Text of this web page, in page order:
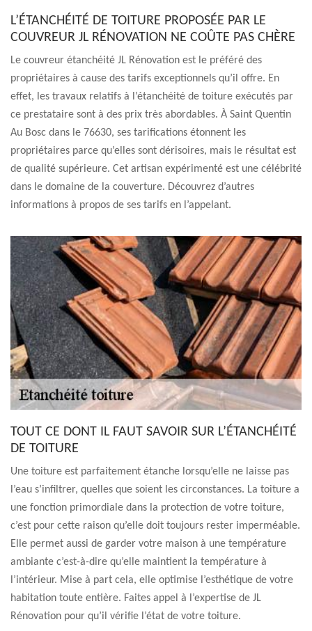
L’ÉTANCHÉITÉ DE TOITURE PROPOSÉE PAR LE
COUVREUR JL RÉNOVATION NE COÛTE PAS CHÈRE
Le couvreur étanchéité JL Rénovation est le préféré des
propriétaires à cause des tarifs exceptionnels qu’il offre. En
effet, les travaux relatifs à l’étanchéité de toiture exécutés par
ce prestataire sont à des prix très abordables. À Saint Quentin
Au Bosc dans le 76630, ses tarifications étonnent les
propriétaires parce qu’elles sont dérisoires, mais le résultat est
de qualité supérieure. Cet artisan expérimenté est une célébrité
dans le domaine de la couverture. Découvrez d’autres
informations à propos de ses tarifs en l’appelant.
TOUT CE DONT IL FAUT SAVOIR SUR L’ÉTANCHÉITÉ
DE TOITURE
Une toiture est parfaitement étanche lorsqu’elle ne laisse pas
l’eau s’infiltrer, quelles que soient les circonstances. La toiture a
une fonction primordiale dans la protection de votre toiture,
c’est pour cette raison qu’elle doit toujours rester imperméable.
Elle permet aussi de garder votre maison à une température
ambiante c’est-à-dire qu’elle maintient la température à
l’intérieur. Mise à part cela, elle optimise l’esthétique de votre
habitation toute entière. Faites appel à l’expertise de JL
Rénovation pour qu’il vérifie l’état de votre toiture.